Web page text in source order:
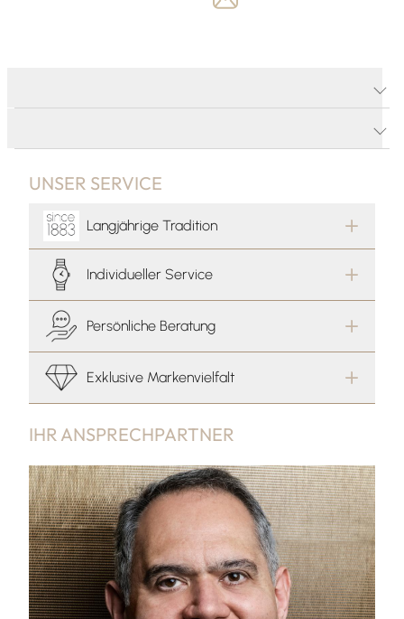
IHR ANSPRECHPARTNER
UNSER SERVICE
Langjährige Tradition
Individueller Service
Persönliche Beratung
Exklusive Markenvielfalt